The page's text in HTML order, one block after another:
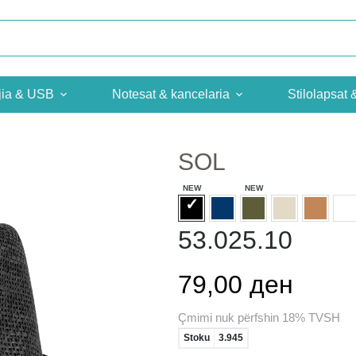
& USB Notesat & kancelaria Stilolapsat
SOL
53.025.10
79,00 ден
Çmimi nuk përfshin 18% TVSH
Stoku 3.945